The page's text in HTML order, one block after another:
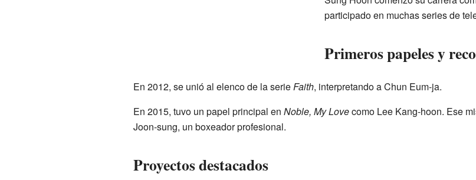
participado en muchas series de
Primeros papeles y
En 2012, se unió al elenco de la serieFaith, interpretando a Chun Eum-ja.
En 2015, tuvo un papel principal en Noble, My Lovecomo Lee Kang-hoon. Ese
Joon-sung, un boxeador profesional.
Proyectos destacados